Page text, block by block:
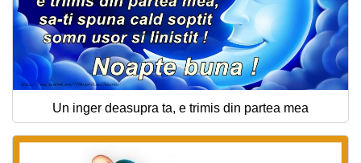
Un inger deasupra ta, e trimis din partea mea